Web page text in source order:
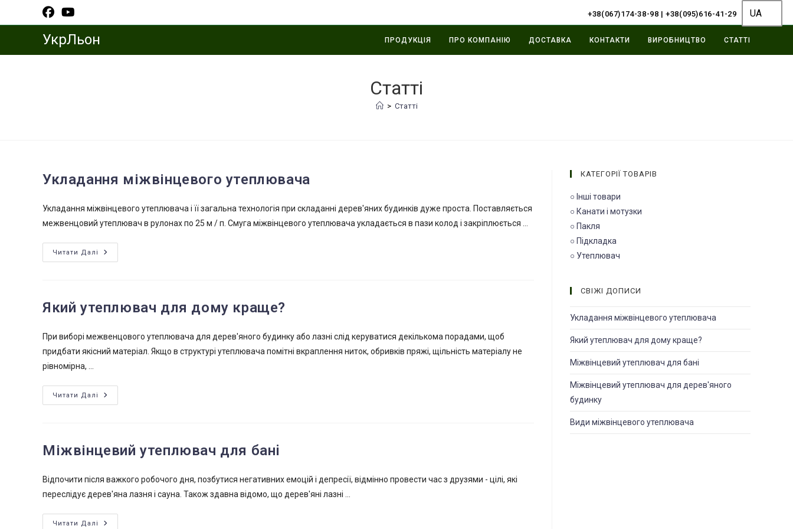
+38(067)174-38-98 |+38(095)616-41-29 UA
УкрЛьон ПРОДУКЦІЯ ПРО КОМПАНІЮ ДОСТАВКА КОНТАКТИ ВИРОБНИЦТВО СТАТТІ
Статті
> Статті
Укладання міжвінцевого утеплювача
Укладання міжвінцевого утеплювача і її загальна технологія при складанні дерев'яних будинків дуже проста. Поставляється
межвенцовий утеплювач в рулонах по 25 м / п. Смуга міжвінцевого утеплювача укладається в пази колод і закріплюється ...
Читати Далі
Укладання
Міжвінцевого
Який утеплювач для дому краще?
При виборі межвенцового утеплювача для дерев'яного будинку або лазні слід керуватися декількома порадами, щоб
придбати якісний матеріал. Якщо в структурі утеплювача помітні вкраплення ниток, обривків пряжі, щільність матеріалу не
рівномірна, ...
Читати Далі
Який
Утеплювач
Міжвінцевий утеплювач для банi
Відпочити після важкого робочого дня, позбутися негативних емоцій і депресії, відмінно провести час з друзями - цілі, які
переслідує дерев'яна лазня і сауна. Також здавна відомо, що дерев'яні лазні ...
Читати Далі
Міжвінцевий
КАТЕГОРІЇ ТОВАРІВ
○ Інші товари
○ Канати і мотузки
○ Пакля
○ Підкладка
○ Утеплювач
СВІЖІ ДОПИСИ
Укладання міжвінцевого утеплювача
Який утеплювач для дому краще?
Міжвінцевий утеплювач для банi
Міжвінцевий утеплювач для дерев'яного
будинку
Види міжвінцевого утеплювача